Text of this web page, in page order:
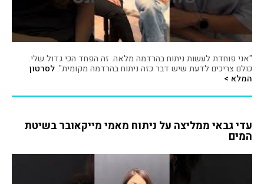
"אני פוחדת לעשות ניתוח בהרדמה מלאה. זה הפחד הכי גדול שלי.
כולם צריכים לדעת שיש דבר כזה ניתוח בהרדמה מקומית".לסרטון
המלא >
עדי גבאי ממליצה על ניתוח מאמי מייקאובר בשיטת
המים